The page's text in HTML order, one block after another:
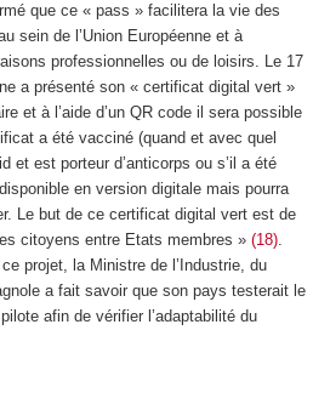
que ce « pass » facilitera la vie des
sein de l’Union Européenne et à
professionnelles ou de loisirs. Le 17
a présenté son « certificat digital vert »
et à l’aide d’un QR code il sera possible
a été vacciné (quand et avec quel
et est porteur d’anticorps ou s’il a été
en version digitale mais pourra
Le but de ce certificat digital vert est de
citoyens entre Etats membres » (18).
projet, la Ministre de l’Industrie, du
a fait savoir que son pays testerait le
afin de vérifier l’adaptabilité du